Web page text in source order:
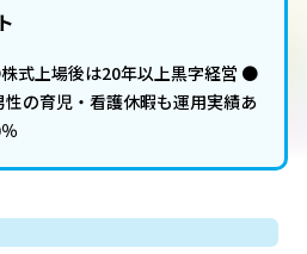
式上場後は20年以上黒字経営 ●
の育児・看護休暇も運用実績あ